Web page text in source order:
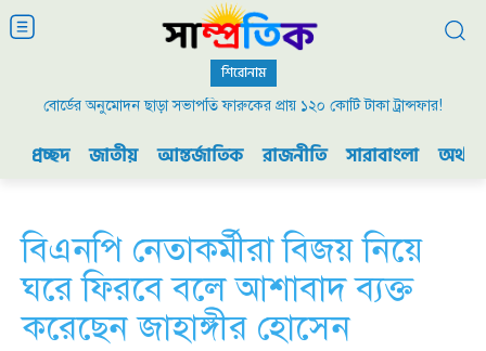
শিরোনাম
বোর্ডের অনুমোদন ছাড়া সভাপতি ফারুকের প্রায় ১২০ কোটি টাকা ট্রান্সফার!
প্রচ্ছদ জাতীয় আন্তর্জাতিক রাজনীতি সারাবাংলা
বিএনপি নেতাকর্মীরা বিজয় নিয়ে
ঘরে ফিরবে বলে আশাবাদ ব্যক্ত
করেছেন জাহাঙ্গীর হোসেন